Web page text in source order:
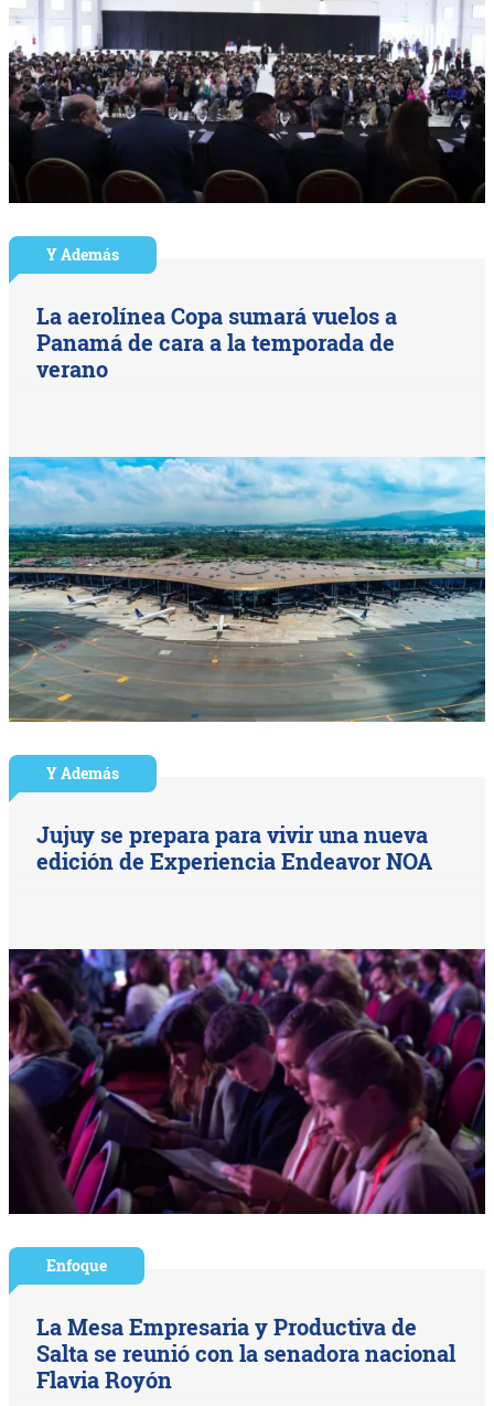
Y Además
La aerolínea Copa sumará vuelos a
Panamá de cara a la temporada de
verano
Y Además
Jujuy se prepara para vivir una nueva
edición de Experiencia Endeavor NOA
Enfoque
La Mesa Empresaria y Productiva de
Salta se reunió con la senadora nacional
Flavia Royón